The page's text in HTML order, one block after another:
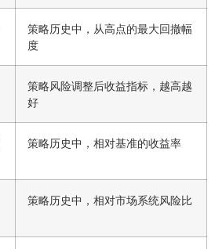
策略历史中，从高点的最大回撤幅
度
策略风险调整后收益指标，越高越
好
策略历史中，相对基准的收益率
策略历史中，相对市场系统风险比